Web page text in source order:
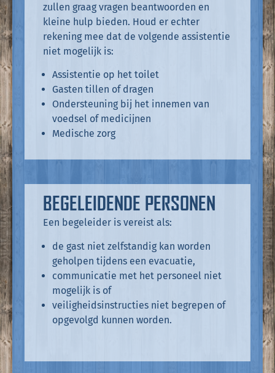
zullen graag vragen beantwoorden en
kleine hulp bieden. Houd er echter
rekening mee dat de volgende assistentie
niet mogelijk is:
Assistentie op het toilet
Gasten tillen of dragen
Ondersteuning bij het innemen van
voedsel of medicijnen
Medische zorg
BEGELEIDENDE PERSONEN
Een begeleider is vereist als:
de gast niet zelfstandig kan worden
geholpen tijdens een evacuatie,
communicatie met het personeel niet
mogelijk is of
veiligheidsinstructies niet begrepen of
opgevolgd kunnen worden.